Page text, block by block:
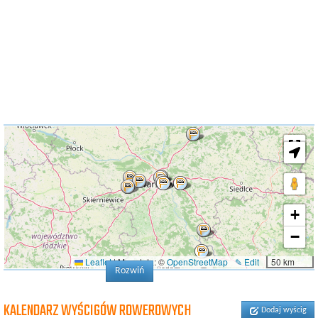
+
−
50 km
✎ Edit
Leaflet|Map data: ©OpenStreetMap
Rozwiń
KALENDARZ WYŚCIGÓW ROWEROWYCH Dodaj wyścig